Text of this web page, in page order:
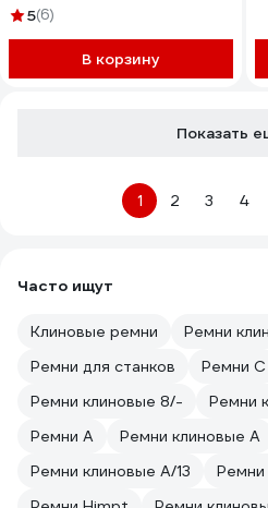
5(6)
В корзину
Показать
1 2 3 4
Часто ищут
Клиновые ремни
Ремни
Ремни для станков
Ремни C
Ремни клиновые 8/-
Ремни
Ремни A
Ремни клиновые A
Ремни клиновые A/13
Ремни